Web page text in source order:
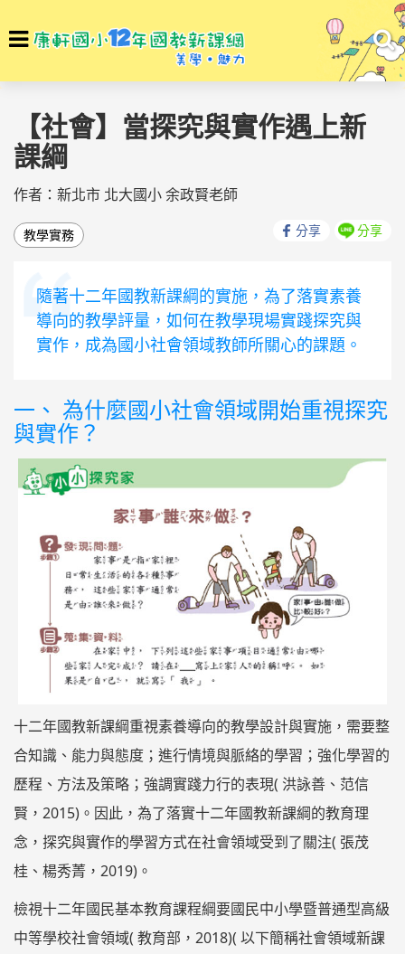
選
【社會】當探究與實作遇上新
課綱
作者：新北市 北大國小 余政賢老師
分享 分享
教學實務
隨著十二年國教新課綱的實施，為了落實素養
導向的教學評量，如何在教學現場實踐探究與
實作，成為國小社會領域教師所關心的課題。
一、 為什麼國小社會領域開始重視探究
與實作？
十二年國教新課綱重視素養導向的教學設計與實施，需要整
合知識、能力與態度；進行情境與脈絡的學習；強化學習的
歷程、方法及策略；強調實踐力行的表現( 洪詠善、范信
賢，2015)。因此，為了落實十二年國教新課綱的教育理
念，探究與實作的學習方式在社會領域受到了關注( 張茂
桂、楊秀菁，2019)。
檢視十二年國民基本教育課程綱要國民中小學暨普通型高級
中等學校社會領域( 教育部，2018)( 以下簡稱社會領域新課